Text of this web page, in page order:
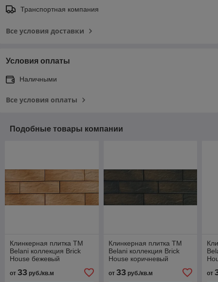
Транспортная компания
Все условия доставки
Условия оплаты
Наличными
Все условия оплаты
Подобные товары компании
Клинкерная плитка ТМ
Belani коллекция Brick
House бежевый
от 33 руб./кв.м
Клинкерная плитка ТМ
Belani коллекция Brick
House коричневый
от 33руб./кв.м от